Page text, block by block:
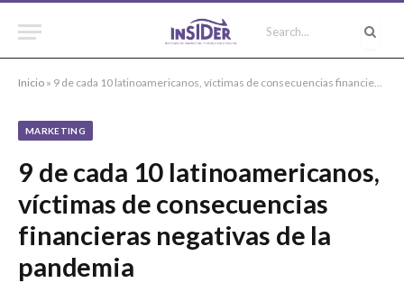
Inicio » 9 de cada 10 latinoamericanos, víctimas de consecuencias financieras negativas de la pandemia
MARKETING
9 de cada 10 latinoamericanos,
víctimas de consecuencias
financieras negativas de la
pandemia